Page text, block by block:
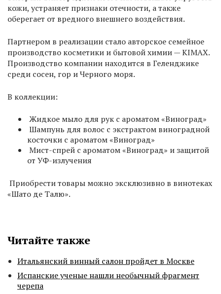
кожи, устраняет признаки отечности, а также
оберегает от вредного внешнего воздействия.
Партнером в реализации стало авторское семейное
производство косметики и бытовой химии — KIMAX.
Производство компании находится в Геленджике
среди сосен, гор и Черного моря.
В коллекции:
Жидкое мыло для рук с ароматом «Виноград»
Шампунь для волос с экстрактом виноградной
косточки с ароматом «Виноград»
Мист-спрей с ароматом «Виноград» и защитой
от УФ-излучения
Приобрести товары можно эксклюзивно в винотеках
«Шато де Талю».
Читайте также
Итальянский винный салон пройдет в Москве
Испанские ученые нашли необычный фрагмент
черепа